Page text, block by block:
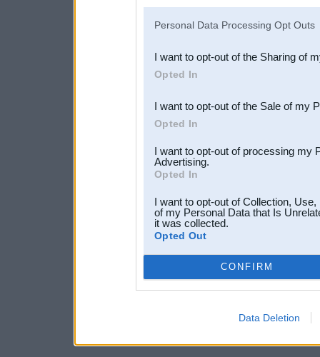
Downstream Participants
third parties.
Personal Data Processing Opt Outs
I want to opt-out of the Sharing of
Opted In
I want to opt-out of the Sale of my
Opted In
I want to opt-out of processing my
Advertising.
Opted In
I want to opt-out of Collection,
of my Personal Data that Is
it was collected.
Opted Out
CONFIRM
Data Deletion